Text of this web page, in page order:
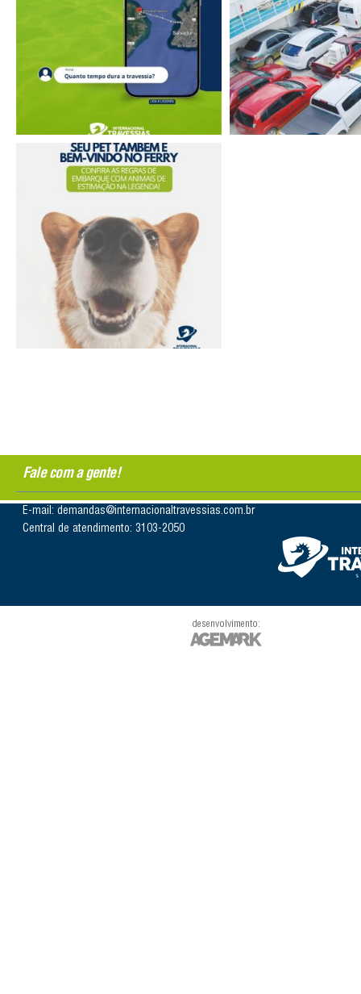
Fale com a gente!
E-mail: demandas@internacionaltravessias.com.br
Central de atendimento: 3103-2050
desenvolvimento: